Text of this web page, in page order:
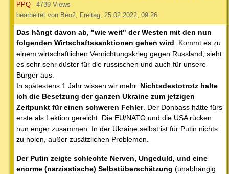
PPQ
4739 Views
bearbeitet von Beo2, Freitag, 25.02.2022, 09:26
Das hängt davon ab, "wie weit" der Westen mit den nun
folgenden Wirtschaftssanktionen gehen wird. Kommt es zu
einem wirtschaftlichen Vernichtungskrieg gegen Russland, sieht
es sehr sehr düster für die russischen und auch für unsere
Bürger aus.
In spätestens 1 Jahr wissen wir mehr. Nichtsdestotrotz halte
ich die Besetzung der ganzen Ukraine zum jetzigen
Zeitpunkt für einen schweren Fehler. Der Donbass hätte fürs
erste als Lektion gereicht. Die EU/NATO und die USA rücken
nun enger zusammen. In der Ukraine selbst ist für Putin nichts
zu holen, außer zusätzlichen Problemen.
Der Putin zeigte schlechte Nerven, Ungeduld, und eine
enorme (narzisstische) Selbstüberschätzung (unabhängig